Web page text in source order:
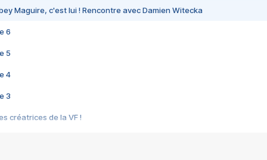
Maguire, c'est lui ! Rencontre avec Damien Witecka
6
5
4
3
créatrices de la VF !